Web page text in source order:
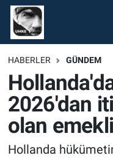
HABERLER GÜNDEM
2026'dan
olan
Hollanda
Gündem
Ekonomi
Spor
Nöbetçi
Hava Durumu
Namaz Vakitleri